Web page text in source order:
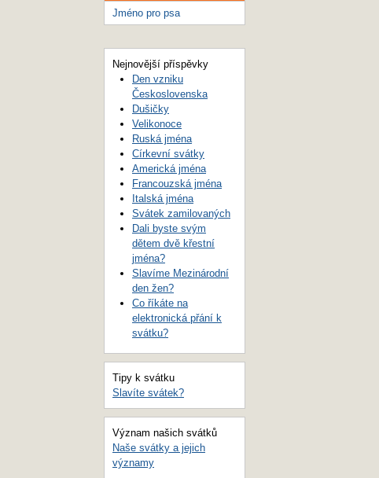
Jméno pro psa
Nejnovější příspěvky
Den vzniku
Československa
Dušičky
Velikonoce
Ruská jména
Církevní svátky
Americká jména
Francouzská jména
Italská jména
Svátek zamilovaných
Dali byste svým
dětem dvě křestní
jména?
Slavíme Mezinárodní
den žen?
Co říkáte na
elektronická přání k
svátku?
Tipy k svátku
Slavíte svátek?
Význam našich svátků
Naše svátky a jejich
významy